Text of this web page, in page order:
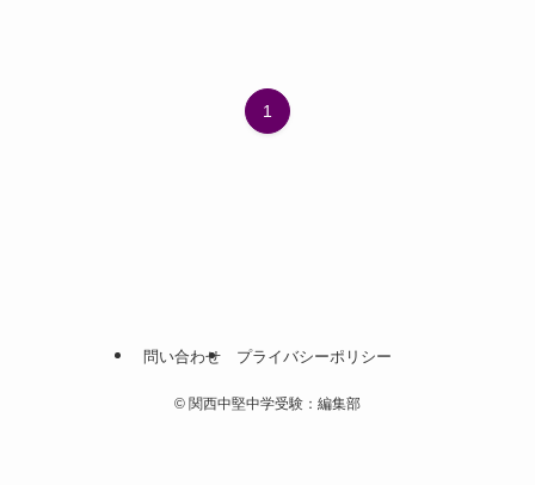
1
問い合わせ プライバシーポリシー
© 関西中堅中学受験：編集部